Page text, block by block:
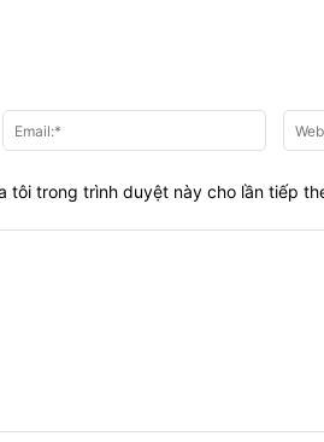
Email:*
tôi trong trình duyệt này cho lần tiếp